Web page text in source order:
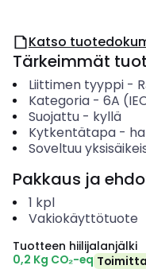
Katso
Tärkeimmät
Liittimen tyyppi-
Kategoria- 6A
Suojattu- kyllä
Kytkentätapa-
Soveltuu
Pakkaus ja
1 kpl
Vakiokäyttötuote
Tuotteen hiilijalanjälki
0,2 Kg CO₂-eq